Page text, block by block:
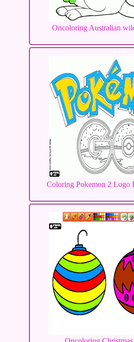
Oncoloring Australian
Coloring Pokemon 2 Logo